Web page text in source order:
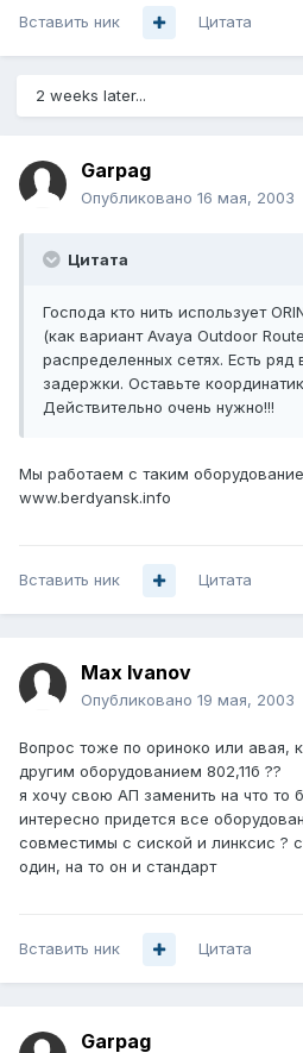
Вставить ник Цитата
2 weeks later...
Garpag
Опубликовано 16 мая, 2003
Цитата
Господа кто нить использует
(как вариант Avaya Outdoor
распределенных сетях. Есть ряд
задержки. Оставьте
Действительно очень нужно!!!
Мы работаем с таким
www.berdyansk.info
Вставить ник Цитата
Max Ivanov
Опубликовано 19 мая, 2003
Вопрос тоже по ориноко или авая,
другим оборудованием 802,11б ??
я хочу свою АП заменить на что то
интересно придется все
совместимы с сиской и линксис ?
один, на то он и стандарт
Вставить ник Цитата
Garpag